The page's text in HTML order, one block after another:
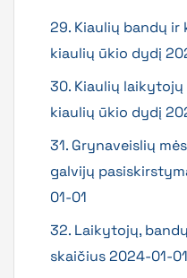
29. Kiaulių bandų ir
kiaulių ūkio dydį
30. Kiaulių
kiaulių ūkio dydį
31. Grynaveislių
galvijų
01-01
32. Laikytojų,
skaičius 2024-01-01